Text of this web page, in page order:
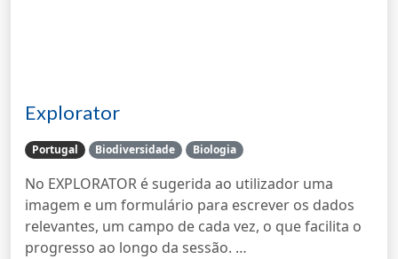
Explorator
Portugal Biodiversidade Biologia
No EXPLORATOR é sugerida ao utilizador uma
imagem e um formulário para escrever os dados
relevantes, um campo de cada vez, o que facilita o
progresso ao longo da sessão. …